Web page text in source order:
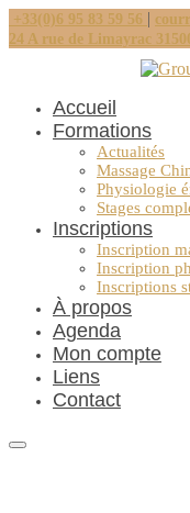
+33(0)6 95 83 59 56 |
24 A rue de Limayrac
Accueil
Formations
Actualités
Massage
Physiologie
Stages
Inscriptions
Inscription
Inscription
Inscriptions
À propos
Agenda
Mon compte
Liens
Contact